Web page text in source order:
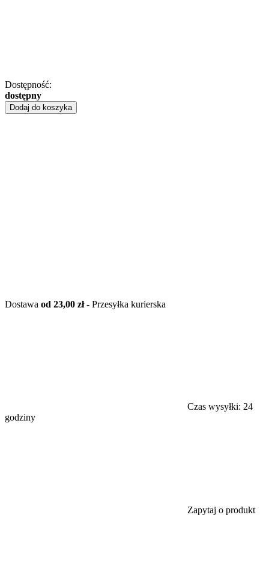
Dostępność:
dostępny
Dodaj do koszyka
Dostawa od 23,00 zł- Przesyłka kurierska
Czas wysyłki: 24
godziny
Zapytaj o produkt